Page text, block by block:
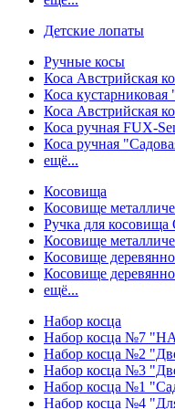
Детские лопаты
Ручные косы
Коса Австрийская
Коса
Коса Австрийская
Коса ручная FUX-
Коса ручная
ещё...
Косовища
Косовище
Ручка для косовища
Косовище
Косовище
Косовище
ещё...
Набор косца
Набор косца №7
Набор косца №2
Набор косца №3
Набор косца №1
Набор косца №4